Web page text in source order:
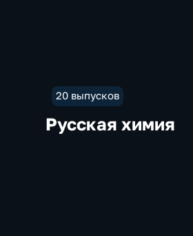
20 выпусков
Русская химия